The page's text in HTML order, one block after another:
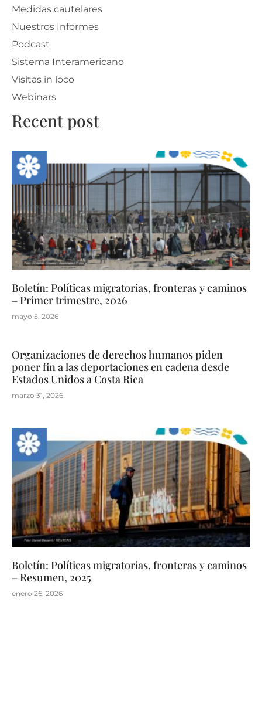
Medidas cautelares
Nuestros Informes
Podcast
Sistema Interamericano
Visitas in loco
Webinars
Recent post
Boletín: Políticas migratorias, fronteras y caminos
– Primer trimestre, 2026
mayo 5, 2026
Organizaciones de derechos humanos piden
poner fin a las deportaciones en cadena desde
Estados Unidos a Costa Rica
marzo 31, 2026
Boletín: Políticas migratorias, fronteras y caminos
– Resumen, 2025
enero 26, 2026